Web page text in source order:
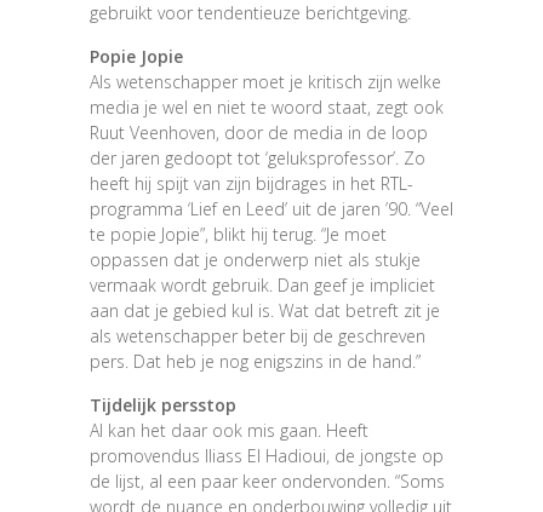
gebruikt voor tendentieuze berichtgeving.
Popie Jopie
Als wetenschapper moet je kritisch zijn welke
media je wel en niet te woord staat, zegt ook
Ruut Veenhoven, door de media in de loop
der jaren gedoopt tot ‘geluksprofessor’. Zo
heeft hij spijt van zijn bijdrages in het RTL-
programma ‘Lief en Leed’ uit de jaren ’90. “Veel
te popie Jopie”, blikt hij terug. “Je moet
oppassen dat je onderwerp niet als stukje
vermaak wordt gebruik. Dan geef je impliciet
aan dat je gebied kul is. Wat dat betreft zit je
als wetenschapper beter bij de geschreven
pers. Dat heb je nog enigszins in de hand.”
Tijdelijk persstop
Al kan het daar ook mis gaan. Heeft
promovendus Iliass El Hadioui, de jongste op
de lijst, al een paar keer ondervonden. “Soms
wordt de nuance en onderbouwing volledig uit